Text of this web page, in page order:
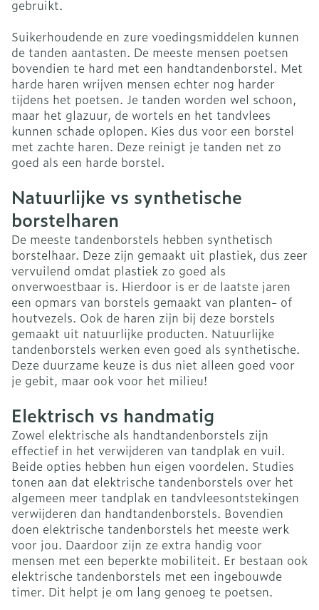
gebruikt.
Suikerhoudende en zure voedingsmiddelen kunnen
de tanden aantasten. De meeste mensen poetsen
bovendien te hard met een handtandenborstel. Met
harde haren wrijven mensen echter nog harder
tijdens het poetsen. Je tanden worden wel schoon,
maar het glazuur, de wortels en het tandvlees
kunnen schade oplopen. Kies dus voor een borstel
met zachte haren. Deze reinigt je tanden net zo
goed als een harde borstel.
Natuurlijke vs synthetische
borstelharen
De meeste tandenborstels hebben synthetisch
borstelhaar. Deze zijn gemaakt uit plastiek, dus zeer
vervuilend omdat plastiek zo goed als
onverwoestbaar is. Hierdoor is er de laatste jaren
een opmars van borstels gemaakt van planten- of
houtvezels. Ook de haren zijn bij deze borstels
gemaakt uit natuurlijke producten. Natuurlijke
tandenborstels werken even goed als synthetische.
Deze duurzame keuze is dus niet alleen goed voor
je gebit, maar ook voor het milieu!
Elektrisch vs handmatig
Zowel elektrische als handtandenborstels zijn
effectief in het verwijderen van tandplak en vuil.
Beide opties hebben hun eigen voordelen. Studies
tonen aan dat elektrische tandenborstels over het
algemeen meer tandplak en tandvleesontstekingen
verwijderen dan handtandenborstels. Bovendien
doen elektrische tandenborstels het meeste werk
voor jou. Daardoor zijn ze extra handig voor
mensen met een beperkte mobiliteit. Er bestaan ook
elektrische tandenborstels met een ingebouwde
timer. Dit helpt je om lang genoeg te poetsen.